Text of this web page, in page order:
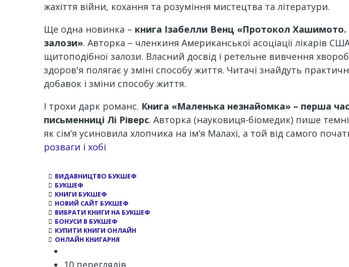
жахіття війни, кохання та розуміння мистецтва та літератури.
Ще одна новинка – книга Ізабелли Венц «Протокол Хашимото.
залози». Авторка – членкиня Американської асоціації лікарів
щитоподібної залози. Власний досвід і ретельне вивчення
здоров'я полягає у зміні способу життя. Читачі знайдуть
добавок і зміни способу життя.
І трохи дарк романс. Книга «Маленька незнайомка» – перша
письменниці Лі Ріверс. Авторка (науковиця-біомедик) пише
як сім’я усиновила хлопчика на ім’я Малахі, а той від самого
Channel
розваги і хобі
ВИДАВНИЦТВО БУКШЕФ
БУКШЕФ
КНИГИ БУКШЕФ
НОВИЙ САЙТ БУКШЕФ
ВИБРАТИ КНИГИ НА БУКШЕФ
БОНУСИ В БУКШЕФ
КУПИТИ КНИГИ ОНЛАЙН
ОНЛАЙН КНИГАРНЯ
10 переглядів